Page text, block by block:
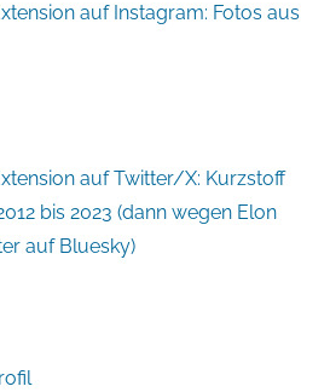
auf Instagram: Fotos aus
auf Twitter/X: Kurzstoff
bis 2023 (dann wegen Elon
auf Bluesky)